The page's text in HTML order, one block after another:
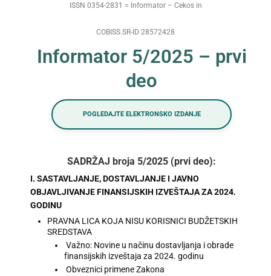
ISSN 0354-2831 = Informator – Cekos in
COBISS.SR-ID 28572428
Informator 5/2025 – prvi
deo
POGLEDAJTE ELEKTRONSKO IZDANJE
SADRŽAJ broja 5/2025 (prvi deo):
I. SASTAVLJANJE, DOSTAVLJANJE I JAVNO
OBJAVLJIVANJE FINANSIJSKIH IZVEŠTAJA ZA 2024.
GODINU
PRAVNA LICA KOJA NISU KORISNICI BUDŽETSKIH
SREDSTAVA
Važno: Novine u načinu dostavljanja i obrade
finansijskih izveštaja za 2024. godinu
Obveznici primene Zakona